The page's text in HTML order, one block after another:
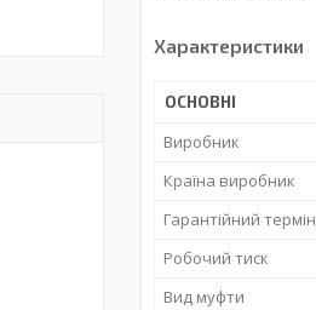
Характеристики
ОСНОВНІ
Виробник
Країна виробник
Гарантійний термін
Робочий тиск
Вид муфти